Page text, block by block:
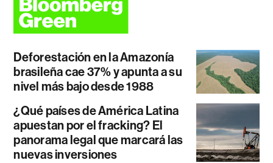
Deforestación en la Amazonía
brasileña cae 37% y apunta a su
nivel más bajo desde 1988
¿Qué países de América Latina
apuestan por el fracking? El
panorama legal que marcará las
nuevas inversiones